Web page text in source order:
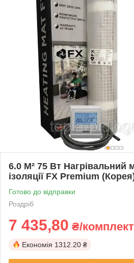
6.0 М² 75 Вт Нагрівальний
ізоляції FX Premium
Готово до відправки
Роздріб
7 435,80 ₴/комплект
Економія 1312.20 ₴